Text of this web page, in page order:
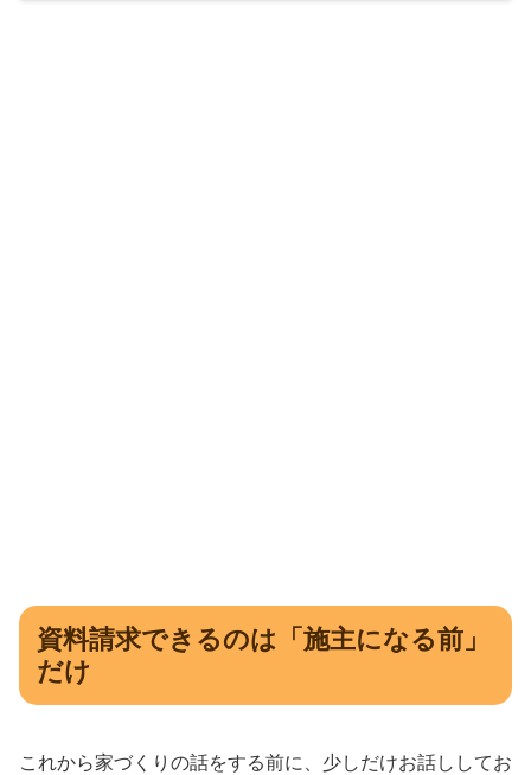
資料請求できるのは「施主になる前」
だけ
これから家づくりの話をする前に、少しだけお話ししてお